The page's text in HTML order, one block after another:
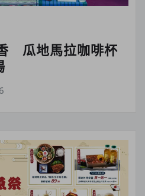
瓜地馬拉咖啡杯